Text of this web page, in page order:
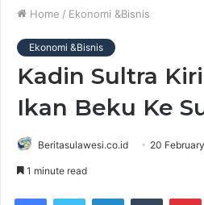
Home / Ekonomi &Bisnis
Ekonomi &Bisnis
Kadin Sultra
Ikan Beku Ke
Beritasulawesi.co.id 20
1 minute read